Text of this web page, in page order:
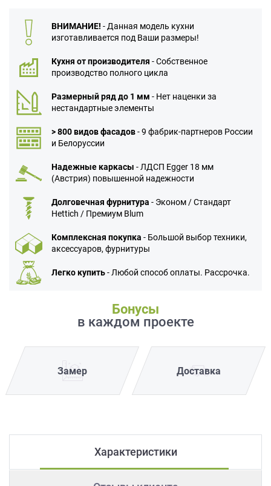
ВНИМАНИЕ! - Данная модель кухни
изготавливается под Ваши размеры!
Кухня от производителя - Собственное
производство полного цикла
Размерный ряд до 1 мм - Нет наценки за
нестандартные элементы
> 800 видов фасадов- 9 фабрик-партнеров России
и Белоруссии
Надежные каркасы - ЛДСП Egger 18 мм
(Австрия) повышенной надежности
Долговечная фурнитура - Эконом / Стандарт
Hettich / Премиум Blum
Комплексная покупка - Большой выбор техники,
аксессуаров, фурнитуры
Легко купить- Любой способ оплаты. Рассрочка.
Бонусы
в каждом проекте
Замер Доставка
Характеристики